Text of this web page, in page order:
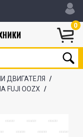
0
ДВИГАТЕЛЯ
/
OOZX /